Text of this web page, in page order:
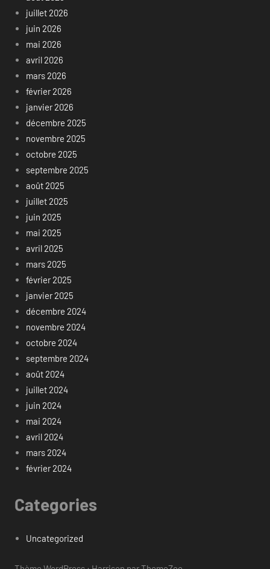
juillet 2026
juin 2026
mai 2026
avril 2026
mars 2026
février 2026
janvier 2026
décembre 2025
novembre 2025
octobre 2025
septembre 2025
août 2025
juillet 2025
juin 2025
mai 2025
avril 2025
mars 2025
février 2025
janvier 2025
décembre 2024
novembre 2024
octobre 2024
septembre 2024
août 2024
juillet 2024
juin 2024
mai 2024
avril 2024
mars 2024
février 2024
Categories
Uncategorized